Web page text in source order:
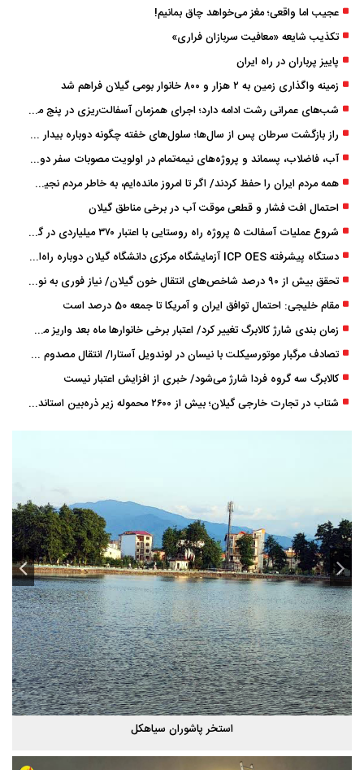
عجیب اما واقعی؛ مغز می‌خواهد چاق بمانیم!
تکذیب شایعه «معافیت سربازان فراری»
پاییز پرباران در راه ایران
زمینه واگذاری زمین به ۲ هزار و ۸۰۰ خانوار بومی گیلان فراهم شد
شب‌های عمرانی رشت ادامه دارد؛ اجرای همزمان آسفالت‌ریزی در پنج منطقه شهری
راز بازگشت سرطان پس از سال‌ها؛ سلول‌های خفته چگونه دوباره بیدار می‌شوند؟
آب، فاضلاب، پسماند و پروژه‌های نیمه‌تمام در اولویت مصوبات سفر دولت
همه مردم ایران را حفظ کردند/ اگر تا امروز مانده‌ایم، به ‌خاطر مردم نجیب ایران بوده است
احتمال افت فشار و قطعی موقت آب در برخی مناطق گیلان
شروع عملیات آسفالت ۵ پروژه راه ‌روستایی با اعتبار ۳۷۰ میلیاردی در گیلان
دستگاه پیشرفته ICP OES آزمایشگاه مرکزی دانشگاه گیلان دوباره راه‌اندازی شد
تحقق بیش از ۹۰ درصد شاخص‌های انتقال خون گیلان/ نیاز فوری به نوسازی تجهیزات آزمایشگاهی
مقام خلیجی: احتمال توافق ایران و آمریکا تا جمعه 50 درصد است
زمان ‌بندی شارژ کالابرگ تغییر کرد/ اعتبار برخی خانوارها ماه بعد واریز می‌شود
تصادف مرگبار موتورسیکلت با نیسان در لوندویل آستارا/ انتقال مصدوم با اورژانس هوایی به رشت
کالابرگ سه گروه فردا شارژ می‌شود/ خبری از افزایش اعتبار نیست
شتاب در تجارت خارجی گیلان؛ بیش از ۲۶۰۰ محموله زیر ذره‌بین استاندارد
استخر پاشوران سیاهکل